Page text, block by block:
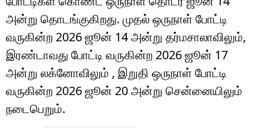
அன்று தொடங்குகிறது. முதல் ஒருநாள் போட்டி
வருகின்ற 2026 ஜூன் 14 அன்று தர்மசாலாவிலும்,
இரண்டாவது போட்டி வருகின்ற 2026 ஜூன் 17
அன்று லக்னோவிலும் , இறுதி ஒருநாள் போட்டி
வருகின்ற 2026 ஜூன் 20 அன்று சென்னையிலும்
நடைபெறும்.